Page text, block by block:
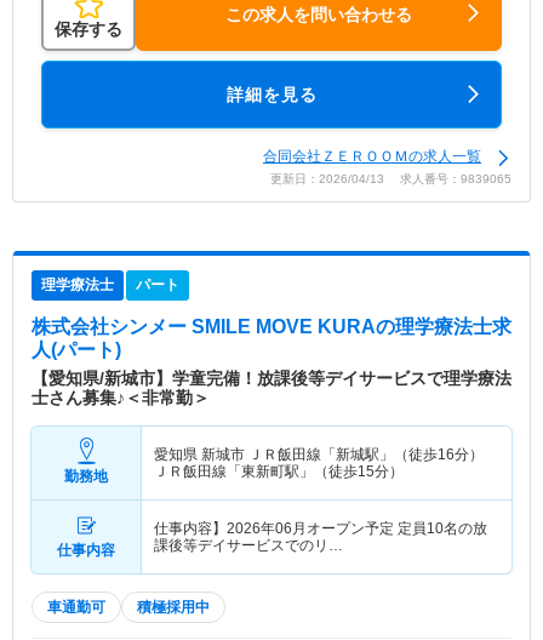
保存する
この求人を問い合わせる
詳細を見る
合同会社ＺＥＲＯＯＭの求人一覧
更新日：2026/04/13 求人番号：9839065
理学療法士 パート
株式会社シンメー SMILE MOVE KURAの理学療法士求
人(パート)
【愛知県/新城市】学童完備！放課後等デイサービスで理学療法
士さん募集♪＜非常勤＞
勤務地
愛知県 新城市 ＪＲ飯田線「新城駅」（徒歩16分）
ＪＲ飯田線「東新町駅」（徒歩15分）
仕事内容
仕事内容】2026年06月オープン予定 定員10名の放
課後等デイサービスでのリ…
車通勤可 積極採用中